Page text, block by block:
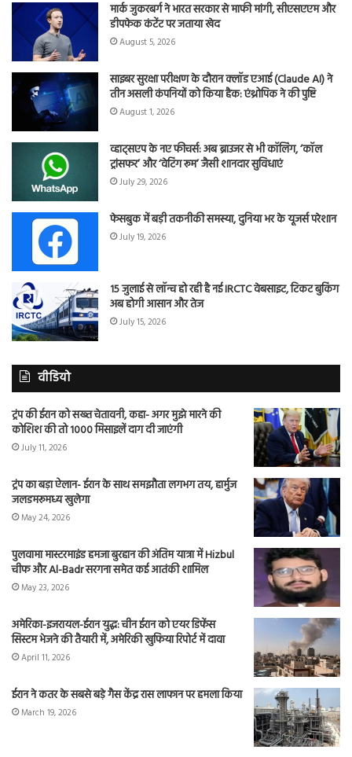
मार्क जुकरबर्ग ने भारत सरकार से माफी मांगी, सीएसएएम और
डीपफेक कंटेंट पर जताया खेद
August 5, 2026
साइबर सुरक्षा परीक्षण के दौरान क्लॉड एआई (Claude AI) ने
तीन असली कंपनियों को किया हैक: एंथ्रोपिक ने की पुष्टि
August 1, 2026
व्हाट्सएप के नए फीचर्स: अब ब्राउजर से भी कॉलिंग, ‘कॉल
ट्रांसफर’ और ‘वेटिंग रूम’ जैसी शानदार सुविधाएं
July 29, 2026
फेसबुक में बड़ी तकनीकी समस्या, दुनिया भर के यूजर्स परेशान
July 19, 2026
15 जुलाई से लॉन्च हो रही है नई IRCTC वेबसाइट, टिकट बुकिंग
अब होगी आसान और तेज
July 15, 2026
वीडियो
ट्रंप की ईरान को सख्त चेतावनी, कहा- अगर मुझे मारने की
कोशिश की तो 1000 मिसाइलें दाग दी जाएंगी
July 11, 2026
ट्रंप का बड़ा ऐलान- ईरान के साथ समझौता लगभग तय, हार्मुज
जलडमरूमध्य खुलेगा
May 24, 2026
पुलवामा मास्टरमाइंड हमजा बुरहान की अंतिम यात्रा में Hizbul
चीफ और Al-Badr सरगना समेत कई आतंकी शामिल
May 23, 2026
अमेरिका-इजरायल-ईरान युद्ध: चीन ईरान को एयर डिफेंस
सिस्टम भेजने की तैयारी में, अमेरिकी खुफिया रिपोर्ट में दावा
April 11, 2026
ईरान ने कतर के सबसे बड़े गैस केंद्र रास लाफान पर हमला किया
March 19, 2026